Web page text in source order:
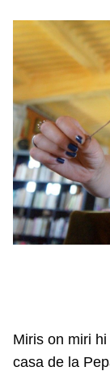
Miris on miri
casa de la